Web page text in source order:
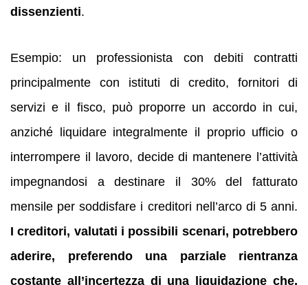
dissenzienti.
Esempio: un professionista con debiti contratti
principalmente con istituti di credito, fornitori di
servizi e il fisco, può proporre un accordo in cui,
anziché liquidare integralmente il proprio ufficio o
interrompere il lavoro, decide di mantenere l’attività
impegnandosi a destinare il 30% del fatturato
mensile per soddisfare i creditori nell’arco di 5 anni.
I creditori, valutati i possibili scenari, potrebbero
aderire, preferendo una parziale rientranza
costante all’incertezza di una liquidazione che,